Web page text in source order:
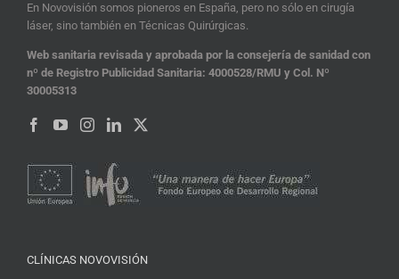
En Novovisión somos pioneros en España, pero no sólo en cirugía
láser, sino también en Técnicas Quirúrgicas.
Web sanitaria revisada y aprobada por la consejería de sanidad con
nº de Registro Publicidad Sanitaria: 4000528/RMU y Col. Nº
30005313
CLÍNICAS NOVOVISIÓN